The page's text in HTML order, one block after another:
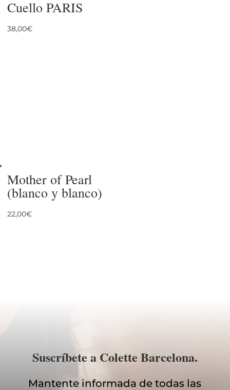
Cuello PARIS
38,00€
Mother of Pearl
(blanco y blanco)
22,00€
Suscríbete a Colette Barcelona.
Mantente informada de todas las